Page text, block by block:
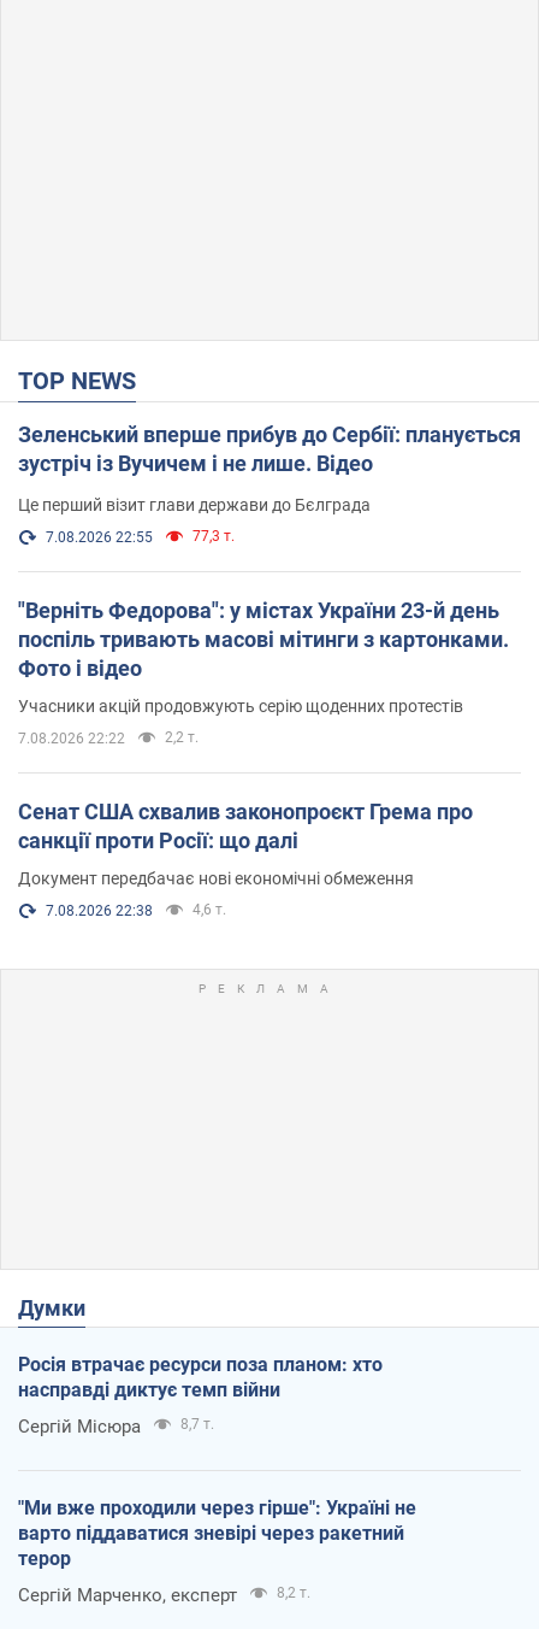
TOP NEWS
Зеленський вперше прибув до Сербії: планується
зустріч із Вучичем і не лише. Відео
Це перший візит глави держави до Бєлграда
7.08.2026 22:55 77,3 т.
"Верніть Федорова": у містах України 23-й день
поспіль тривають масові мітинги з картонками.
Фото і відео
Учасники акцій продовжують серію щоденних протестів
7.08.2026 22:22 2,2 т.
Сенат США схвалив законопроєкт Грема про
санкції проти Росії: що далі
Документ передбачає нові економічні обмеження
7.08.2026 22:38 4,6 т.
Думки
Росія втрачає ресурси поза планом: хто
насправді диктує темп війни
Сергій Місюра 8,7 т.
"Ми вже проходили через гірше": Україні не
варто піддаватися зневірі через ракетний
терор
Сергій Марченко, експерт 8,2 т.